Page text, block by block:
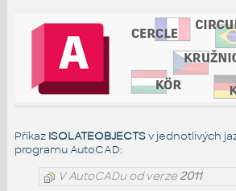
Příkaz ISOLATEOBJECTSv jednotlivých
programu AutoCAD:
V AutoCADu od verze2011